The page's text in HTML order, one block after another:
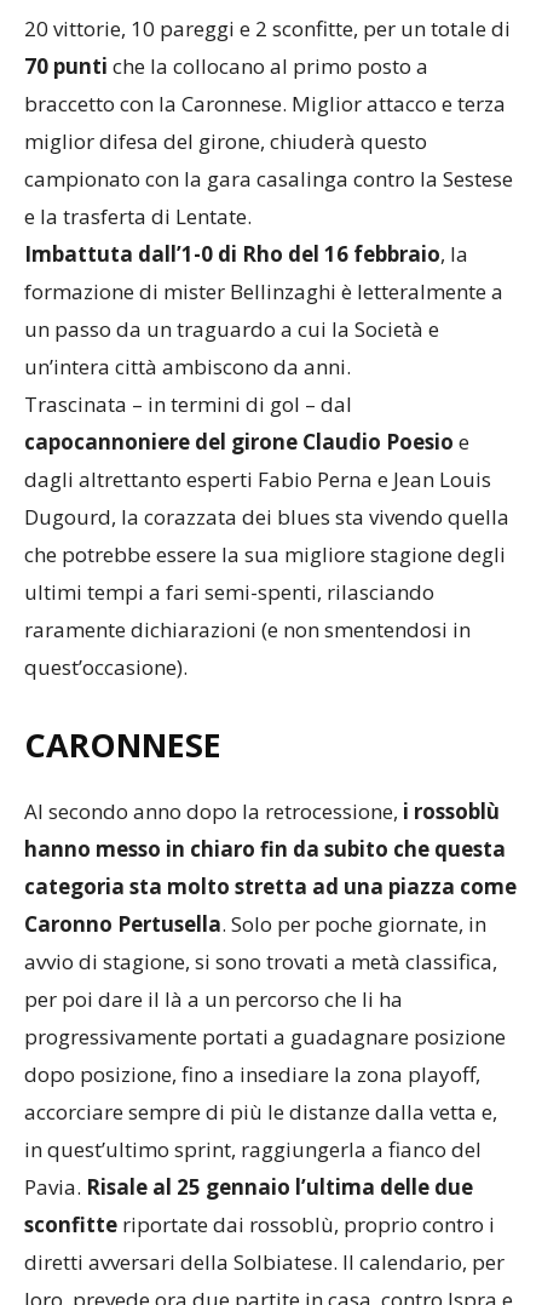
20 vittorie, 10 pareggi e 2 sconfitte, per un totale di
70 punti che la collocano al primo posto a
braccetto con la Caronnese. Miglior attacco e terza
miglior difesa del girone, chiuderà questo
campionato con la gara casalinga contro la Sestese
e la trasferta di Lentate.
Imbattuta dall’1-0 di Rho del 16 febbraio, la
formazione di mister Bellinzaghi è letteralmente a
un passo da un traguardo a cui la Società e
un’intera città ambiscono da anni.
Trascinata – in termini di gol – dal
capocannoniere del girone Claudio Poesio e
dagli altrettanto esperti Fabio Perna e Jean Louis
Dugourd, la corazzata dei blues sta vivendo quella
che potrebbe essere la sua migliore stagione degli
ultimi tempi a fari semi-spenti, rilasciando
raramente dichiarazioni (e non smentendosi in
quest’occasione).
CARONNESE
Al secondo anno dopo la retrocessione, i rossoblù
hanno messo in chiaro fin da subito che questa
categoria sta molto stretta ad una piazza come
Caronno Pertusella. Solo per poche giornate, in
avvio di stagione, si sono trovati a metà classifica,
per poi dare il là a un percorso che li ha
progressivamente portati a guadagnare posizione
dopo posizione, fino a insediare la zona playoff,
accorciare sempre di più le distanze dalla vetta e,
in quest’ultimo sprint, raggiungerla a fianco del
Pavia. Risale al 25 gennaio l’ultima delle due
sconfitte riportate dai rossoblù, proprio contro i
diretti avversari della Solbiatese. Il calendario, per
loro, prevede ora due partite in casa, contro Ispra e